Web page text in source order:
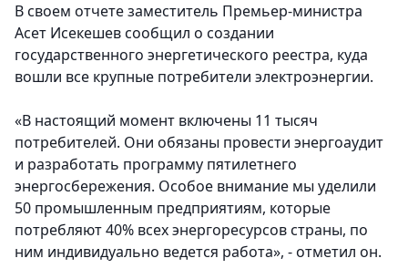
В своем отчете заместитель Премьер-министра
Асет Исекешев сообщил о создании
государственного энергетического реестра, куда
вошли все крупные потребители электроэнергии.
«В настоящий момент включены 11 тысяч
потребителей. Они обязаны провести энергоаудит
и разработать программу пятилетнего
энергосбережения. Особое внимание мы уделили
50 промышленным предприятиям, которые
потребляют 40% всех энергоресурсов страны, по
ним индивидуально ведется работа», - отметил он.